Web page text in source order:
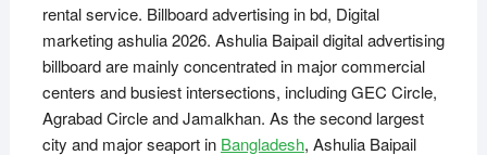
rental service. Billboard advertising in bd, Digital
marketing ashulia 2026. Ashulia Baipail digital advertising
billboard are mainly concentrated in major commercial
centers and busiest intersections, including GEC Circle,
Agrabad Circle and Jamalkhan. As the second largest
city and major seaport in Bangladesh, Ashulia Baipail